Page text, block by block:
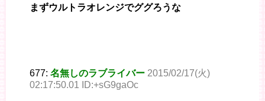
まずウルトラオレンジでググろうな
677: 名無しのラブライバー 2015/02/17(火)
02:17:50.01 ID:+sG9gaOc